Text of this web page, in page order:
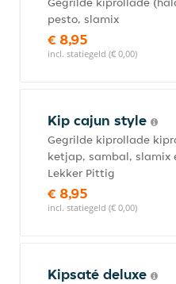
pesto, slamix
€ 8,95
incl. statiegeld (€ 0,00)
Kip cajun style
Gegrilde kiprollade
ketjap, sambal, slamix
Lekker Pittig
€ 8,95
incl. statiegeld (€ 0,00)
Kipsaté deluxe